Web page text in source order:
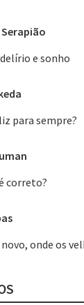
e sonho
para sempre?
correto?
onde os